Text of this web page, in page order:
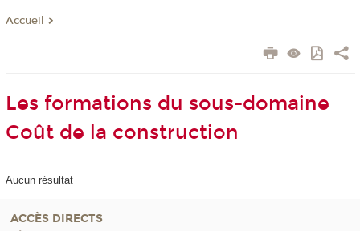
Accueil
Les formations du sous-domaine
Coût de la construction
Aucun résultat
ACCÈS DIRECTS